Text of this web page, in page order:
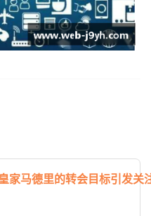
家马德里的转会目标引发关